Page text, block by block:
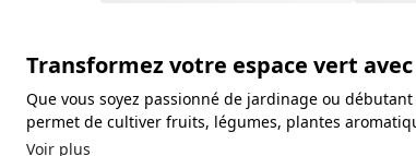
Transformez votre espace vert
Que vous soyez passionné de jardinage ou
permet de cultiver fruits, légumes, plantes
Voir plus